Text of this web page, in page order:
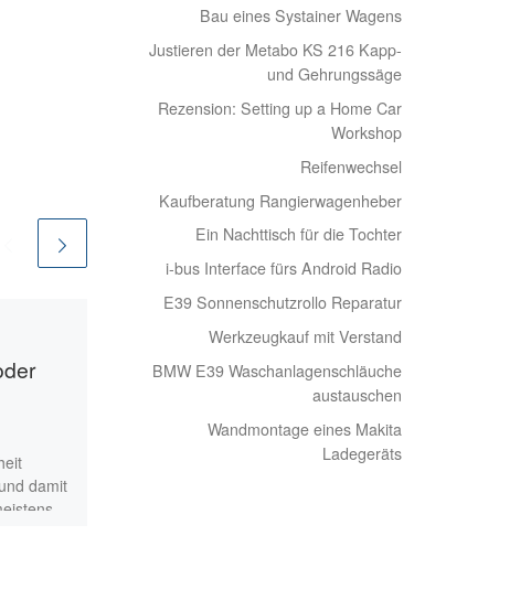
damit
24/12/2020
Günstige Regale
Platz für das Aufbewahren
von Sachen ist immer ein
Bau eines Systainer Wagens
Justieren der Metabo KS 216 Kapp-
und Gehrungssäge
Rezension: Setting up a Home Car
Workshop
Reifenwechsel
Kaufberatung Rangierwagenheber
Ein Nachttisch für die Tochter
i-bus Interface fürs Android Radio
E39 Sonnenschutzrollo Reparatur
Werkzeugkauf mit Verstand
BMW E39 Waschanlagenschläuche
austauschen
Wandmontage eines Makita
Ladegeräts